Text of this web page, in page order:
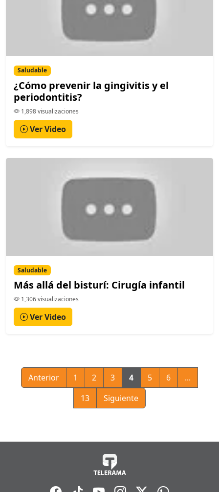
Saludable
¿Cómo prevenir la gingivitis y el
periodontitis?
1,898 visualizaciones
Ver Video
Saludable
Más allá del bisturí: Cirugía infantil
1,306 visualizaciones
Ver Video
Anterior 1 2 3 4 5 6
...
13
Siguiente